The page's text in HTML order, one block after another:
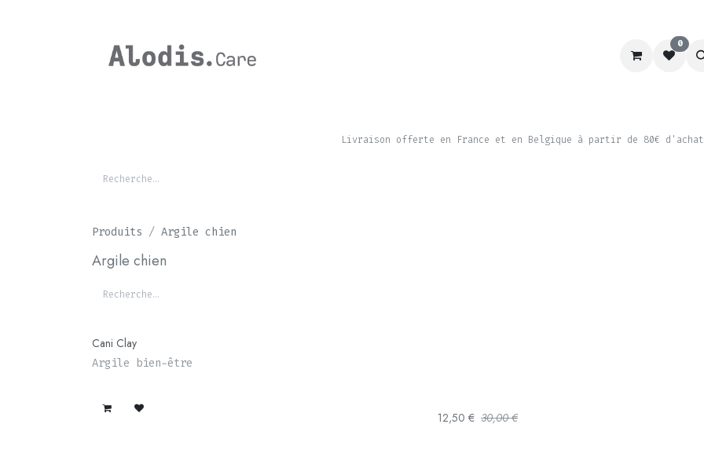
SCHOOL
0
Livraison offerte en France et en Belgique à partir de 80€
Produits Argile chien
Argile chien
-50% SOLDES
Cani Clay
Argile bien-être
12,50 € 30,00€